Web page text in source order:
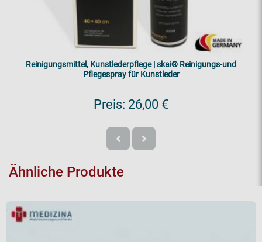
Reinigungsmittel, Kunstlederpflege | skai® Reinigungs-und
Pflegespray für Kunstleder
Preis: 26,00 €
Ähnliche Produkte